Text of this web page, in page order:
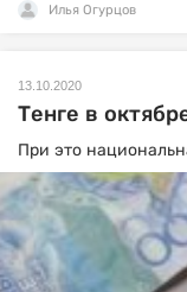
Илья Огурцов
13.10.2020
Тенге в
При это